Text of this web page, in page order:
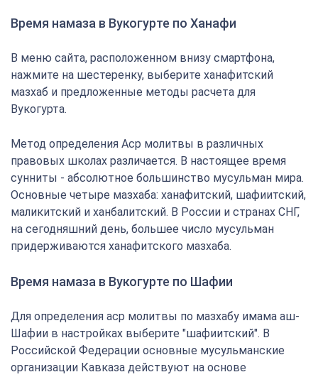
Время намаза в Вукогурте по Ханафи
В меню сайта, расположенном внизу смартфона,
нажмите на шестеренку, выберите ханафитский
мазхаб и предложенные методы расчета для
Вукогурта.
Метод определения Аср молитвы в различных
правовых школах различается. В настоящее время
сунниты - абсолютное большинство мусульман мира.
Основные четыре мазхаба: ханафитский, шафиитский,
маликитский и ханбалитский. В России и странах СНГ,
на сегодняшний день, большее число мусульман
придерживаются ханафитского мазхаба.
Время намаза в Вукогурте по Шафии
Для определения аср молитвы по мазхабу имама аш-
Шафии в настройках выберите "шафиитский". В
Российской Федерации основные мусульманские
организации Кавказа действуют на основе